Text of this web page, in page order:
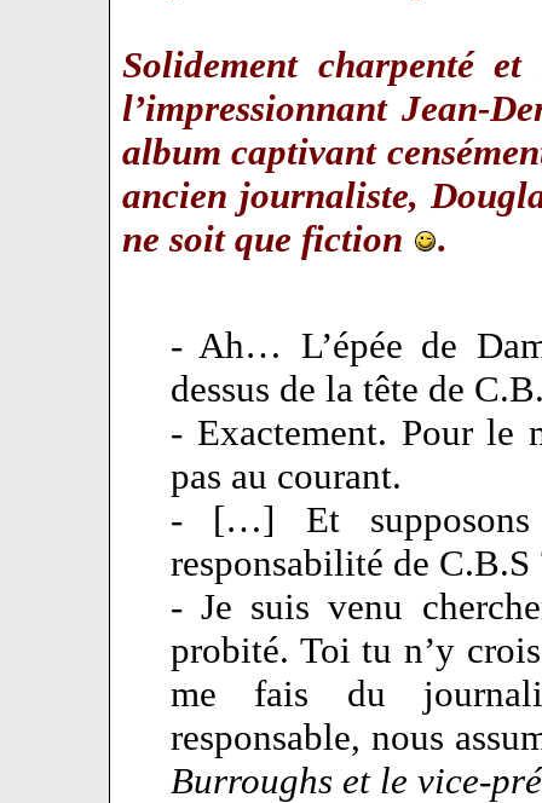
Solidement charpenté
l’impressionnant Jean-
album captivant
ancien journaliste,
ne soit que fiction
.
- Ah… L’épée de
dessus de la tête de
- Exactement. Pour le
pas au courant.
- […] Et supposons
responsabilité de C.B.S
- Je suis venu
probité. Toi tu n’y
me fais du
responsable, nous
Burroughs et le vice-